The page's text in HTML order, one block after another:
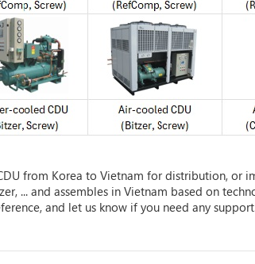
from Korea to Vietnam for distribution, or
... and assembles in Vietnam based on
and let us know if you need any